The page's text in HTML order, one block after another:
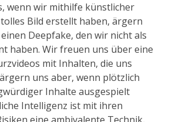
wenn wir mithilfe künstlicher
Bild erstellt haben, ärgern
Deepfake, den wir nicht als
haben. Wir freuen uns über eine
mit Inhalten, die uns
uns aber, wenn plötzlich
Inhalte ausgespielt
Intelligenz ist mit ihren